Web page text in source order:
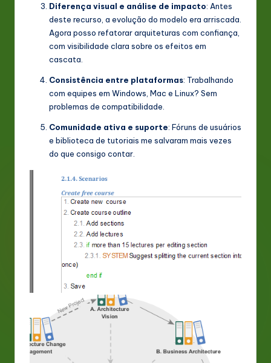
Diferença visual e análise de impacto: Antes
deste recurso, a evolução do modelo era arriscada.
Agora posso refatorar arquiteturas com confiança,
com visibilidade clara sobre os efeitos em
cascata.
Consistência entre plataformas: Trabalhando
com equipes em Windows, Mac e Linux? Sem
problemas de compatibilidade.
Comunidade ativa e suporte: Fóruns de usuários
e biblioteca de tutoriais me salvaram mais vezes
do que consigo contar.